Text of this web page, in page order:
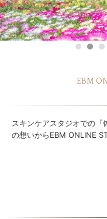
マ
EBM
スキンケアスタジオでの『
の想いからEBM ONLINE